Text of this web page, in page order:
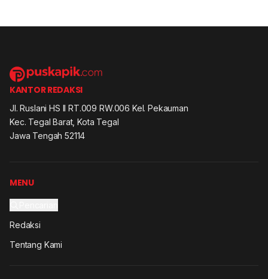
KANTOR REDAKSI
Jl. Ruslani HS II RT.009 RW.006 Kel. Pekauman
Kec. Tegal Barat, Kota Tegal
Jawa Tengah 52114
MENU
Redaksi
Tentang Kami